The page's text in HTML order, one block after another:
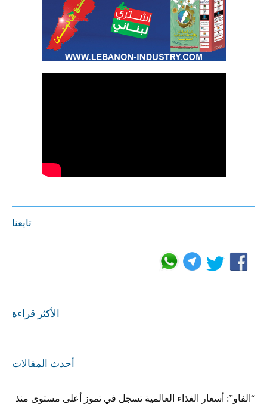
تابعنا
الأكثر قراءة
أحدث المقالات
“الفاو”: أسعار الغذاء العالمية تسجل في تموز أعلى مستوى منذ